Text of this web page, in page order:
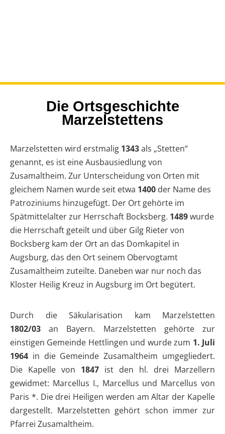
Die Ortsgeschichte
Marzelstettens
Marzelstetten wird erstmalig 1343als „Stetten“
genannt, es ist eine Ausbausiedlung von
Zusamaltheim. Zur Unterscheidung von Orten mit
gleichem Namen wurde seit etwa 1400 der Name des
Patroziniums hinzugefügt. Der Ort gehörte im
Spätmittelalter zur Herrschaft Bocksberg. 1489wurde
die Herrschaft geteilt und über Gilg Rieter von
Bocksberg kam der Ort an das Domkapitel in
Augsburg, das den Ort seinem Obervogtamt
Zusamaltheim zuteilte. Daneben war nur noch das
Kloster Heilig Kreuz in Augsburg im Ort begütert.
Durch die Säkularisation kam Marzelstetten
1802/03 an Bayern. Marzelstetten gehörte zur
einstigen Gemeinde Hettlingen und wurde zum 1. Juli
1964 in die Gemeinde Zusamaltheim umgegliedert.
Die Kapelle von 1847 ist den hl. drei Marzellern
gewidmet: Marcellus I., Marcellus und Marcellus von
Paris *. Die drei Heiligen werden am Altar der Kapelle
dargestellt. Marzelstetten gehört schon immer zur
Pfarrei Zusamaltheim.